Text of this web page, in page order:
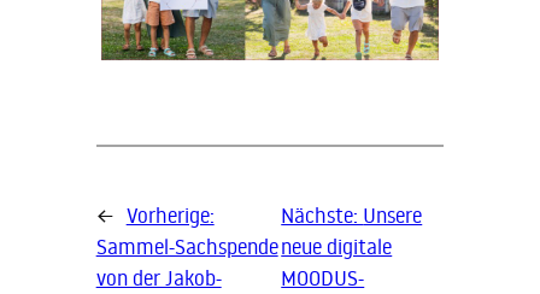
← Vorherige:
Sammel-Sachspende
von der Jakob-
Nächste: Unsere
neue digitale
MOODUS-